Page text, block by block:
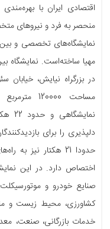
اقتصادی ایران با
منحصر به فرد و نیروهای
نمایشگاه‌های تخصصی و
در بزرگراه نیایش،
دلپذیری را برای
حدودا 21 هکتار
اختصاص دارد. در این
صنایع خودرو و
کشاورزی، محیط زیست و
خدمات بازرگانی، صنعت،